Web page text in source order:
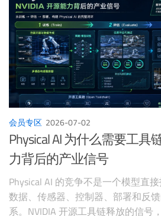
会员专区 2026-07-02
Physical AI 为什么需要工具
力背后的产业信号
Physical AI 的竞争不是一个模型直接
数据、传感器、控制器、部署和反
系。NVIDIA 开源工具链释放的信号